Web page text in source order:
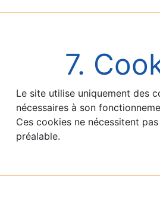
7.
Le site utilise uniquement des
nécessaires à son
Ces cookies ne nécessitent
préalable.